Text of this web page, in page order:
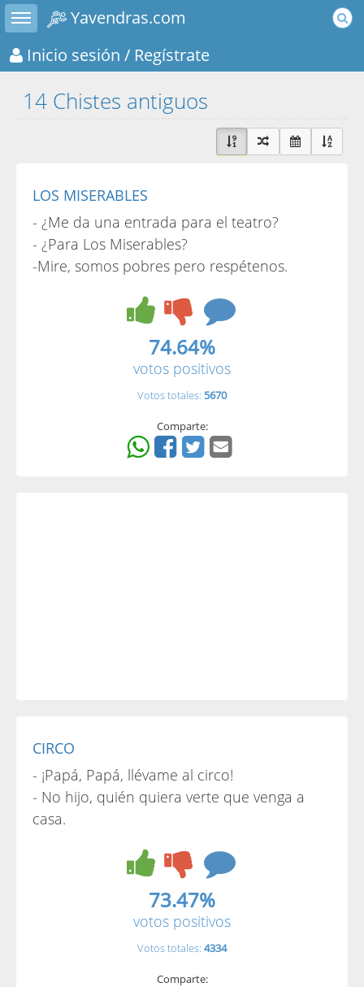
Toggle sidebar
Yavendras.com
Inicio sesión / Regístrate
14 Chistes antiguos
LOS MISERABLES
- ¿Me da una entrada para el teatro?
- ¿Para Los Miserables?
-Mire, somos pobres pero respétenos.
74.64%
votos positivos
Votos totales: 5670
Comparte:
CIRCO
- ¡Papá, Papá, llévame al circo!
- No hijo, quién quiera verte que venga a
casa.
73.47%
votos positivos
Votos totales: 4334
Comparte: